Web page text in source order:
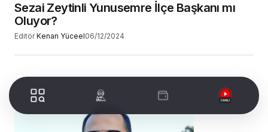
Sezai Zeytinli Yunusemre İlçe Başkanı mı
Oluyor?
Editör Kenan Yüceel06/12/2024